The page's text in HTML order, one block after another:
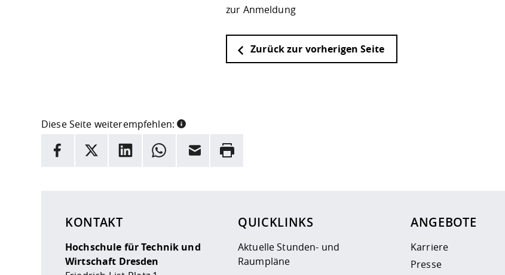
zur Anmeldung
Zurück zur vorherigen Seite
Diese Seite weiterempfehlen:
INFORMATION
Facebook
X LinkedInWhatsappE-Mail Drucken
KONTAKT
Hochschule für Technik und
Wirtschaft Dresden
QUICKLINKS
Aktuelle Stunden- und
Raumpläne
ANGEBOTE
Karriere
Presse